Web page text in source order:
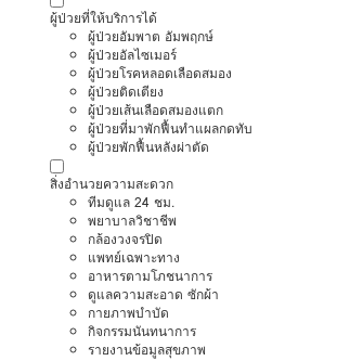
ผู้ป่วยที่ให้บริการได้
ผู้ป่วยอัมพาต อัมพฤกษ์
ผู้ป่วยอัลไซเมอร์
ผู้ป่วยโรคหลอดเลือดสมอง
ผู้ป่วยติดเตียง
ผู้ป่วยเส้นเลือดสมองแตก
ผู้ป่วยที่มาพักฟื้นทำแผลกดทับ
ผู้ป่วยพักฟื้นหลังผ่าตัด
สิ่งอำนวยความสะดวก
ทีมดูแล 24 ชม.
พยาบาลวิชาชีพ
กล้องวงจรปิด
แพทย์เฉพาะทาง
อาหารตามโภชนาการ
ดูแลความสะอาด ซักผ้า
กายภาพบำบัด
กิจกรรมนันทนาการ
รายงานข้อมูลสุขภาพ